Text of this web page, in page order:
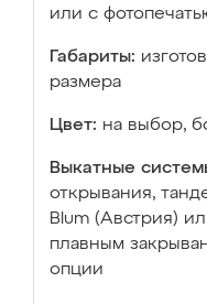
или с
Габариты:
размера
Цвет: на выбор,
Выкатные
открывания,
Blum (Австрия)
плавным
опции